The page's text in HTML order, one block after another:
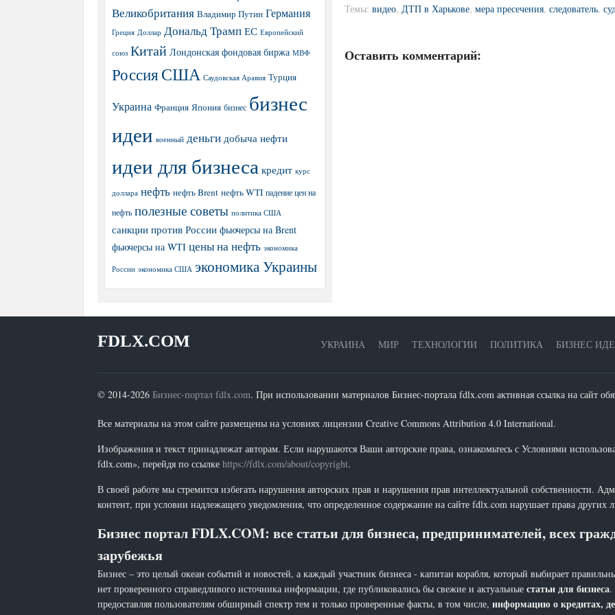
Темы: видео, ДТП в Харькове, мера пресечения, следователь,
Оставить комментарий:
Великобритания Владимир Путин Германия
Греция Доллар Дональд Трамп ЕС Европейский
союз Китай Лондонская фондовая биржа МВФ
РоссияСША Саудовская Аравия Турция
Украина Франция Япония бизнес бизнес
идеи военный деньги добыча нефти
идеи для бизнеса кредит курс
доллара нефть нефть Brent нефть WTI падение цен на
нефть полезные советы политика США
санкции против России фьючерсы на Brent
фьючерсы на WTI цены на нефть экономика
России экономика США экономика Украины
УКРАИНА МИР ТЕХНОЛОГИИ ПОЛИТИКА БИЗНЕС
FDLX.COM
© 2014-2026 Бизнес-портал fdlx.com. При использовании материалов Бизнес-портала fdlx.com активная ссылка на сайт
Все материалы на этом сайте размещены на условиях лицензии Creative Commons Attribution 4.0 International.
Изображения и текст принадлежат авторам. Если нарушаются Ваши авторские права, ознакомьтесь с Условиями
fdlx.com», перейдя по ссылке https://fdlx.com/about/copyright.
В своей работе мы стремится избегать нарушения авторских прав и нарушения прав интеллектуальной собственности.
контент, при условии надлежащего уведомления, что определенное содержание на сайте fdlx.com нарушает права других
Бизнес портал FDLX.COM: все статьи для бизнеса, предпринимателей, всех
зарубежья
Бизнес – это целый океан событий и новостей, а каждый участник бизнеса - капитан корабля, который выбирает
нет проверенного справедливого источника информации, где публиковались бы свежие и актуальные статьи для бизнеса.
предоставляя пользователям обширный спектр тем и только проверенные факты, в том числе, информацию о кредитах,